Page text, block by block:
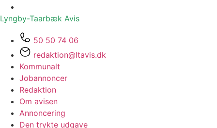
Lyngby-Taarbæk Avis
50 50 74 06
redaktion@ltavis.dk
Kommunalt
Jobannoncer
Redaktion
Om avisen
Annoncering
Den trykte udgave